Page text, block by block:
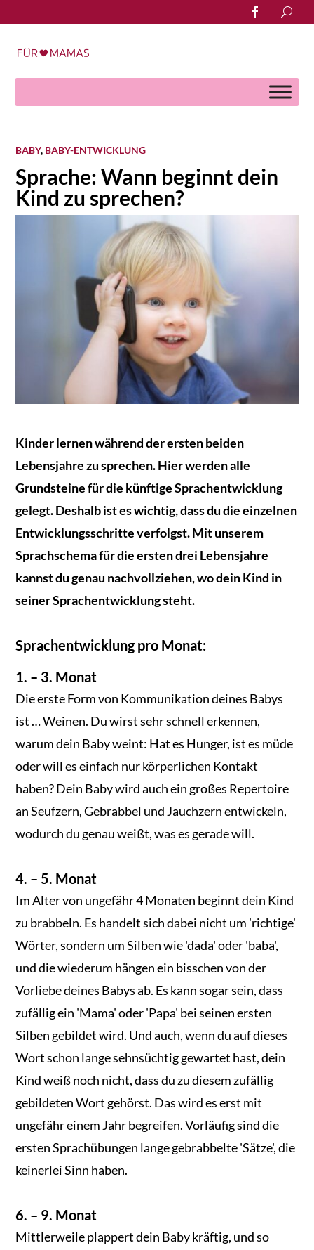
Search
for:
BABY, BABY-ENTWICKLUNG
Sprache: Wann beginnt dein
Kind zu sprechen?
Kinder lernen während der ersten beiden
Lebensjahre zu sprechen. Hier werden alle
Grundsteine für die künftige Sprachentwicklung
gelegt. Deshalb ist es wichtig, dass du die einzelnen
Entwicklungsschritte verfolgst. Mit unserem
Sprachschema für die ersten drei Lebensjahre
kannst du genau nachvollziehen, wo dein Kind in
seiner Sprachentwicklung steht.
Sprachentwicklung pro Monat:
1. – 3. Monat
Die erste Form von Kommunikation deines Babys
ist … Weinen. Du wirst sehr schnell erkennen,
warum dein Baby weint: Hat es Hunger, ist es müde
oder will es einfach nur körperlichen Kontakt
haben? Dein Baby wird auch ein großes Repertoire
an Seufzern, Gebrabbel und Jauchzern entwickeln,
wodurch du genau weißt, was es gerade will.
4. – 5. Monat
Im Alter von ungefähr 4 Monaten beginnt dein Kind
zu brabbeln. Es handelt sich dabei nicht um 'richtige'
Wörter, sondern um Silben wie 'dada' oder 'baba',
und die wiederum hängen ein bisschen von der
Vorliebe deines Babys ab. Es kann sogar sein, dass
zufällig ein 'Mama' oder 'Papa' bei seinen ersten
Silben gebildet wird. Und auch, wenn du auf dieses
Wort schon lange sehnsüchtig gewartet hast, dein
Kind weiß noch nicht, dass du zu diesem zufällig
gebildeten Wort gehörst. Das wird es erst mit
ungefähr einem Jahr begreifen. Vorläufig sind die
ersten Sprachübungen lange gebrabbelte 'Sätze', die
keinerlei Sinn haben.
6. – 9. Monat
Mittlerweile plappert dein Baby kräftig, und so